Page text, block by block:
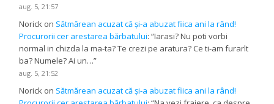
aug. 5, 21:57
Norick on Sătmărean acuzat că și-a abuzat fiica ani la rând!
Procurorii cer arestarea bărbatului: “Iarasi? Nu poti vorbi
normal in chizda la ma-ta? Te crezi pe aratura? Ce ti-am furarlt
ba? Numele? Ai un…”
aug. 5, 21:52
Norick on Sătmărean acuzat că și-a abuzat fiica ani la rând!